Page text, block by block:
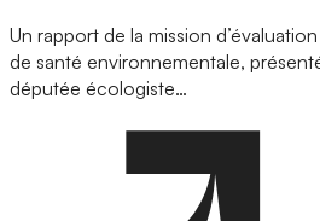
Un rapport de la mission
de santé environnementale,
députée écologiste…